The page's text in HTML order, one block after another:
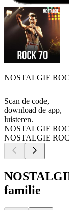
NOSTALGIE
Scan de code,
download de app,
luisteren.
NOSTALGIE
NOSTALGIE
familie